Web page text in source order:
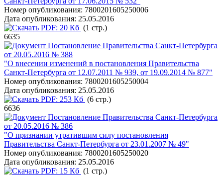
Номер опубликования: 7800201605250006
Дата опубликования: 25.05.2016
PDF: 20 Кб (1 стр.)
6635
Постановление Правительства Санкт-Петербурга
от 20.05.2016 № 388
"О внесении изменений в постановления Правительства
Санкт-Петербурга от 12.07.2011 № 939, от 19.09.2014 № 877"
Номер опубликования: 7800201605250004
Дата опубликования: 25.05.2016
PDF: 253 Кб (6 стр.)
6636
Постановление Правительства Санкт-Петербурга
от 20.05.2016 № 386
"О признании утратившим силу постановления
Правительства Санкт-Петербурга от 23.01.2007 № 49"
Номер опубликования: 7800201605250020
Дата опубликования: 25.05.2016
PDF: 15 Кб (1 стр.)